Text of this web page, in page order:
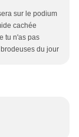
sur le podium
cachée
tu n'as pas
du jour